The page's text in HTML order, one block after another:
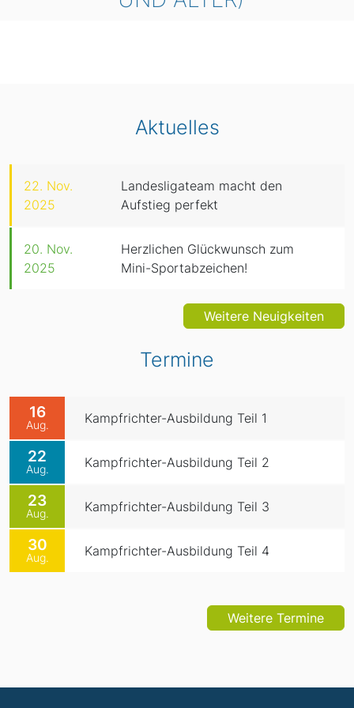
Aktuelles
22. Nov.
2025
Landesligateam macht den
Aufstieg perfekt
20. Nov.
2025
Herzlichen Glückwunsch zum
Mini-Sportabzeichen!
Weitere Neuigkeiten
Termine
16
Aug. Kampfrichter-Ausbildung Teil 1
22
Aug. Kampfrichter-Ausbildung Teil 2
23
Aug. Kampfrichter-Ausbildung Teil 3
30
Aug. Kampfrichter-Ausbildung Teil 4
Weitere Termine